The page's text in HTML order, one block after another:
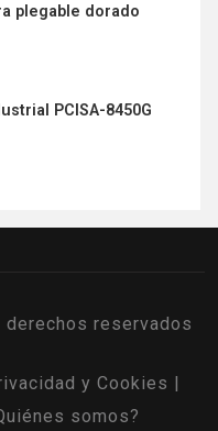
plegable dorado
PCISA-8450G
reservados
y Cookies |
somos?